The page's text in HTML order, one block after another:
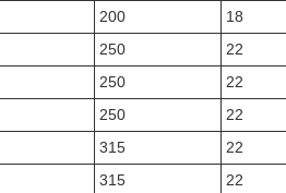
200 18
250 22
250 22
250 22
315 22
315 22